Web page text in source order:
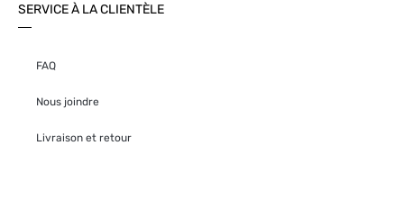
SERVICE À LA CLIENTÈLE
FAQ
Nous joindre
Livraison et retour